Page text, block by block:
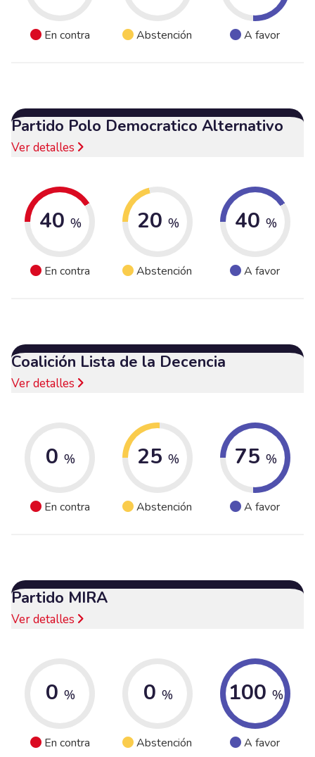
En contra Abstención A favor
Partido Polo Democratico Alternativo
Ver detalles
40 %
En contra
20 %
Abstención
40 %
A favor
Coalición Lista de la Decencia
Ver detalles
0 %
En contra
25 %
Abstención
75 %
A favor
Partido MIRA
Ver detalles
0 %
En contra
0 %
Abstención
100 %
A favor